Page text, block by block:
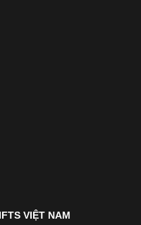
VIỆT NAM